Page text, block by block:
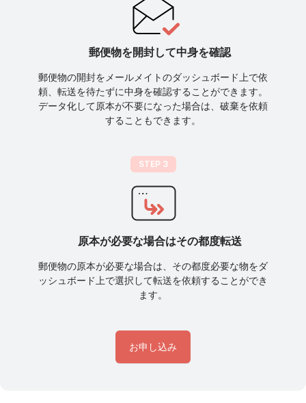
郵便物を開封して中身を確認
郵便物の開封をメールメイトのダッシュボード上で依
頼、転送を待たずに中身を確認することができます。
データ化して原本が不要になった場合は、破棄を依頼
することもできます。
STEP 3
原本が必要な場合はその都度転送
郵便物の原本が必要な場合は、その都度必要な物をダ
ッシュボード上で選択して転送を依頼することができ
ます。
お申し込み